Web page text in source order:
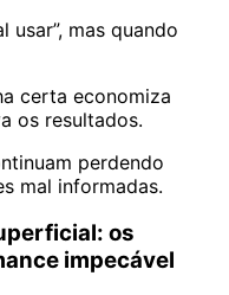
usar”, mas quando
certa economiza
os resultados.
perdendo
mal informadas.
os
impecável